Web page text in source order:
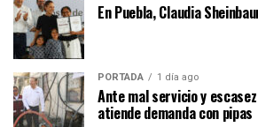
En Puebla, Claudia
PORTADA 1 día ago
Ante mal servicio y
atiende demanda con pipas